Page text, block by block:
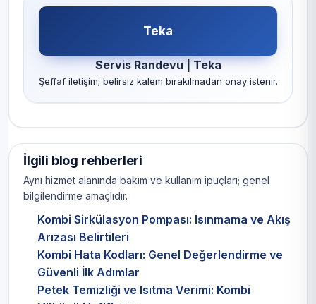
Teka
Servis Randevu | Teka
Şeffaf iletişim; belirsiz kalem bırakılmadan onay istenir.
İlgili blog rehberleri
Aynı hizmet alanında bakım ve kullanım ipuçları; genel
bilgilendirme amaçlıdır.
Kombi Sirkülasyon Pompası: Isınmama ve Akış
Arızası Belirtileri
Kombi Hata Kodları: Genel Değerlendirme ve
Güvenli İlk Adımlar
Petek Temizliği ve Isıtma Verimi: Kombi